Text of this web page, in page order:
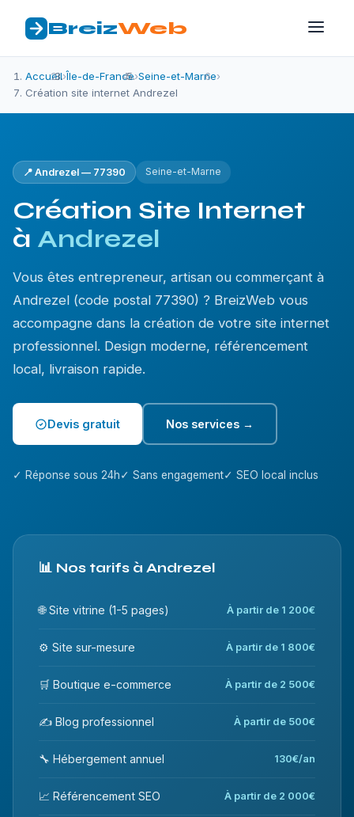
BreizWeb
Accueil›Île-de-France›Seine-et-Marne›
Création site internet Andrezel
📍 Andrezel — 77390 Seine-et-Marne
Création Site Internet
à Andrezel
Vous êtes entrepreneur, artisan ou commerçant à
Andrezel (code postal 77390) ? BreizWeb vous
accompagne dans la création de votre site internet
professionnel. Design moderne, référencement
local, livraison rapide.
Devis gratuit Nos services →
✓ Réponse sous 24h✓ Sans engagement✓ SEO local inclus
📊 Nos tarifs à Andrezel
🌐 Site vitrine (1-5 pages) À partir de 1 200€
⚙️ Site sur-mesure À partir de 1 800€
🛒 Boutique e-commerce À partir de 2 500€
✍️ Blog professionnel À partir de 500€
🔧 Hébergement annuel 130€/an
📈 Référencement SEO À partir de 2 000€